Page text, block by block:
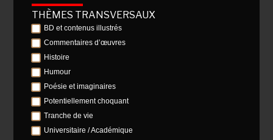
THÈMES TRANSVERSAUX
BD et contenus illustrés
Commentaires d’œuvres
Histoire
Humour
Poésie et imaginaires
Potentiellement choquant
Tranche de vie
Universitaire / Académique